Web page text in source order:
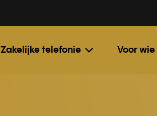
Zakelijke telefonie Voor wie